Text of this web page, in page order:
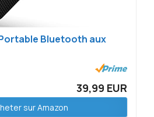
Bluetooth aux
39,99 EUR
sur Amazon